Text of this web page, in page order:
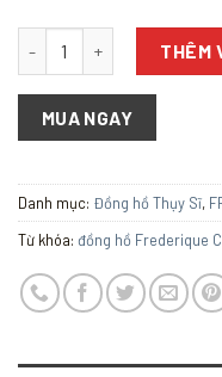
THÊM
MUA NGAY
Danh mục: Đồng hồ Thụy Sĩ,
Từ khóa: đồng hồ Frederique